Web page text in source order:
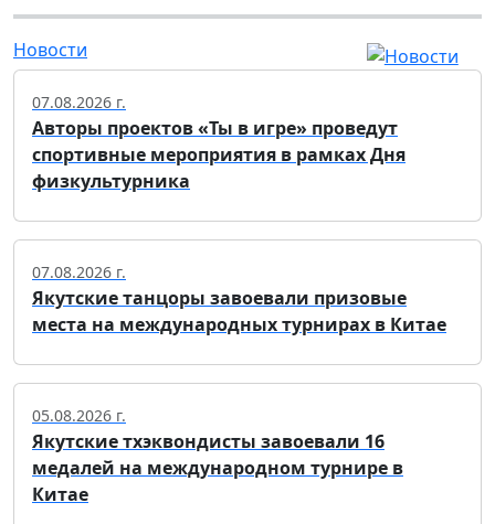
Новости
07.08.2026 г.
Авторы проектов «Ты в игре» проведут
спортивные мероприятия в рамках Дня
физкультурника
07.08.2026 г.
Якутские танцоры завоевали призовые
места на международных турнирах в Китае
05.08.2026 г.
Якутские тхэквондисты завоевали 16
медалей на международном турнире в
Китае